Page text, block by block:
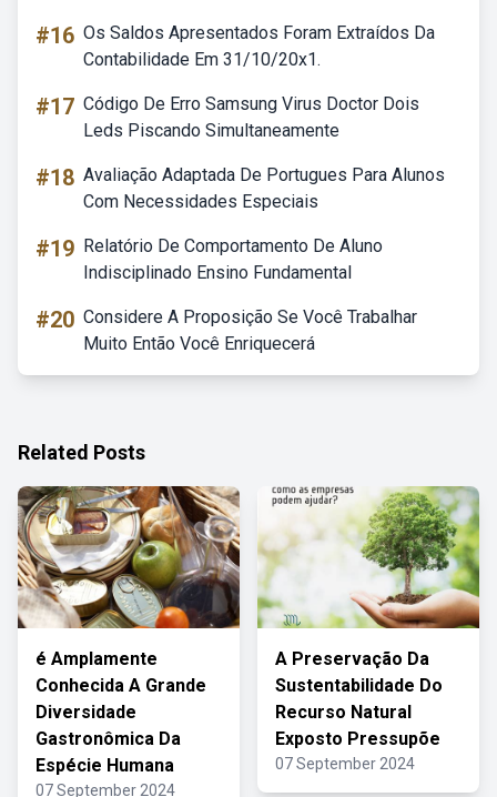
#16 Os Saldos Apresentados Foram Extraídos Da
Contabilidade Em 31/10/20x1.
#17 Código De Erro Samsung Virus Doctor Dois
Leds Piscando Simultaneamente
#18 Avaliação Adaptada De Portugues Para Alunos
Com Necessidades Especiais
#19 Relatório De Comportamento De Aluno
Indisciplinado Ensino Fundamental
#20 Considere A Proposição Se Você Trabalhar
Muito Então Você Enriquecerá
Related Posts
é Amplamente
Conhecida A Grande
Diversidade
Gastronômica Da
Espécie Humana
07 September 2024
A Preservação Da
Sustentabilidade Do
Recurso Natural
Exposto Pressupõe
07 September 2024